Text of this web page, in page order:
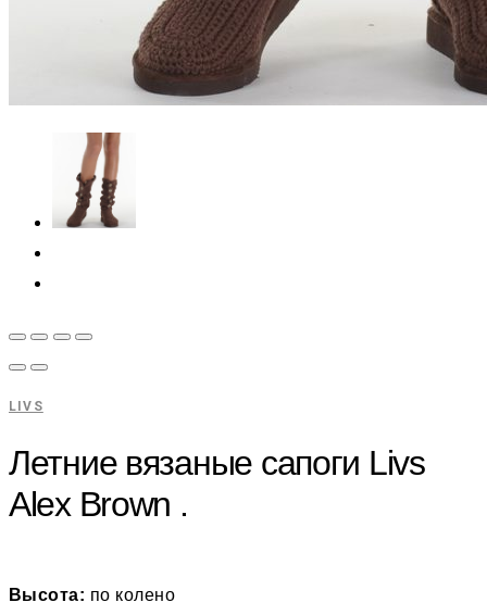
LIVS
Летние вязаные сапоги Livs
Alex Brown .
Высота: по колено